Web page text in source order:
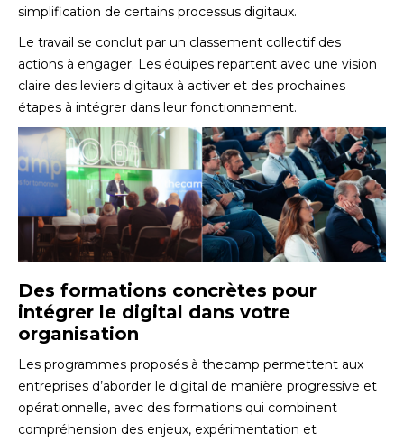
simplification de certains processus digitaux.
Le travail se conclut par un classement collectif des
actions à engager. Les équipes repartent avec une vision
claire des leviers digitaux à activer et des prochaines
étapes à intégrer dans leur fonctionnement.
Des formations concrètes pour
intégrer le digital dans votre
organisation
Les programmes proposés à thecamp permettent aux
entreprises d’aborder le digital de manière progressive et
opérationnelle, avec des formations qui combinent
compréhension des enjeux, expérimentation et